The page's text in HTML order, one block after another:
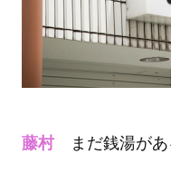
藤村まだ銭湯があ